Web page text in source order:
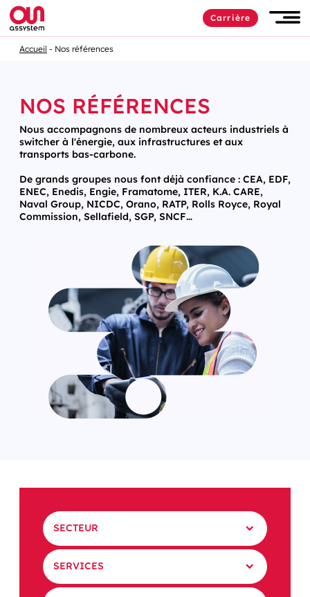
Carrière
Accueil Nos références
NOS RÉFÉRENCES
Nous accompagnons de nombreux acteurs industriels à
switcher à l'énergie, aux infrastructures et aux
transports bas-carbone.
De grands groupes nous font déjà confiance : CEA, EDF,
ENEC, Enedis, Engie, Framatome, ITER, K.A. CARE,
Naval Group, NICDC, Orano, RATP, Rolls Royce, Royal
Commission, Sellafield, SGP, SNCF…
SECTEUR
SERVICES